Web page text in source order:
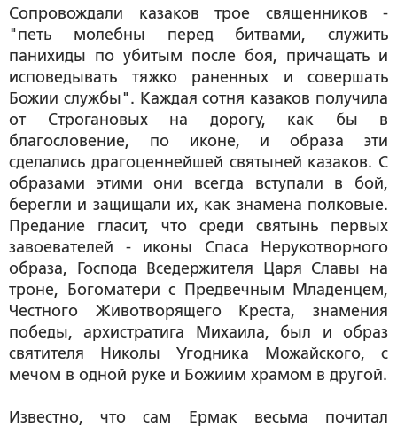
Сопровождали казаков трое священников -
"петь молебны перед битвами, служить
панихиды по убитым после боя, причащать и
исповедывать тяжко раненных и совершать
Божии службы". Каждая сотня казаков получила
от Строгановых на дорогу, как бы в
благословение, по иконе, и образа эти
сделались драгоценнейшей святыней казаков. С
образами этими они всегда вступали в бой,
берегли и защищали их, как знамена полковые.
Предание гласит, что среди святынь первых
завоевателей - иконы Спаса Нерукотворного
образа, Господа Вседержителя Царя Славы на
троне, Богоматери с Предвечным Младенцем,
Честного Животворящего Креста, знамения
победы, архистратига Михаила, был и образ
святителя Николы Угодника Можайского, с
мечом в одной руке и Божиим храмом в другой.
Известно, что сам Ермак весьма почитал